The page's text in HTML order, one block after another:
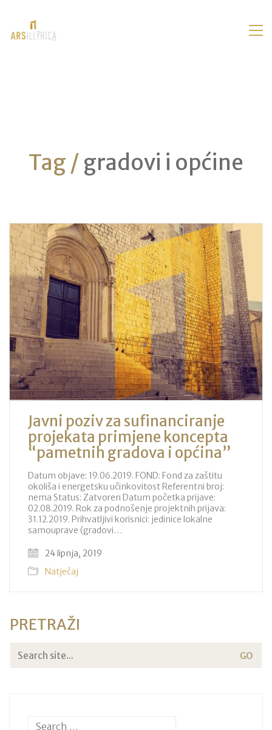
Tag / gradovi i općine
Javni poziv za sufinanciranje
projekata primjene koncepta
“pametnih gradova i općina”
Datum objave: 19.06.2019. FOND: Fond za zaštitu
okoliša i energetsku učinkovitost Referentni broj:
nema Status: Zatvoren Datum početka prijave:
02.08.2019. Rok za podnošenje projektnih prijava:
31.12.2019. Prihvatljivi korisnici: jedinice lokalne
samouprave (gradovi…
24 lipnja, 2019
Natječaj
PRETRAŽI
for: